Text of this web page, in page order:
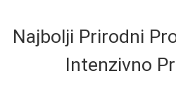
Najbolji Prirodni
Intenzivno